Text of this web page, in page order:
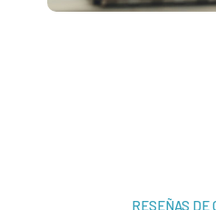
RESEÑAS DE